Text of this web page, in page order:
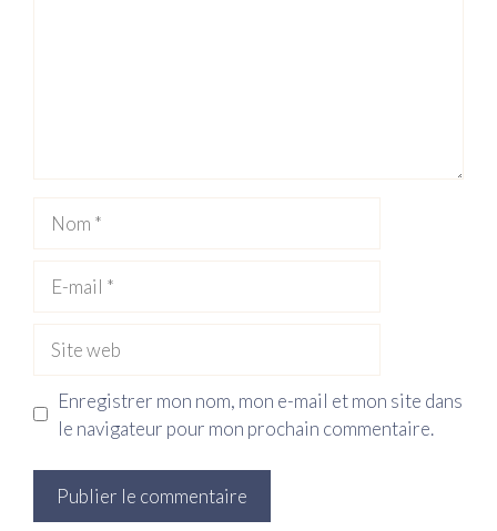
mail
web
Enregistrer mon nom, mon e-mail et mon site dans
le navigateur pour mon prochain commentaire.